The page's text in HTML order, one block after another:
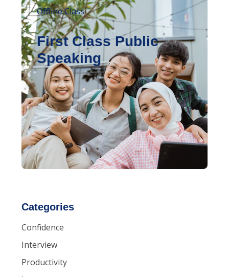
Categories
Confidence
Interview
Productivity
Offline Class
First Class Public
Speaking